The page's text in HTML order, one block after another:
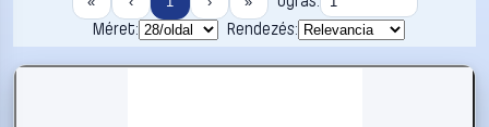
Méret:
Rendezés: